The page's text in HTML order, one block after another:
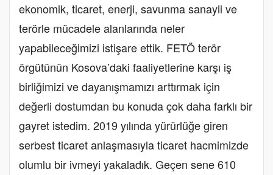
ekonomik, ticaret, enerji, savunma sanayii ve
terörle mücadele alanlarında neler
yapabileceğimizi istişare ettik. FETÖ terör
örgütünün Kosova’daki faaliyetlerine karşı iş
birliğimizi ve dayanışmamızı arttırmak için
değerli dostumdan bu konuda çok daha farklı bir
gayret istedim. 2019 yılında yürürlüğe giren
serbest ticaret anlaşmasıyla ticaret hacmimizde
olumlu bir ivmeyi yakaladık. Geçen sene 610